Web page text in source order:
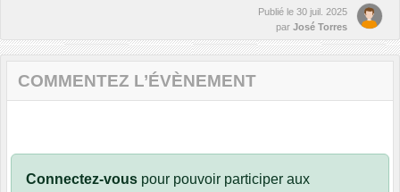
Publié le 30 juil. 2025
par José Torres
COMMENTEZ L’ÉVÈNEMENT
Connectez-vous pour pouvoir participer aux